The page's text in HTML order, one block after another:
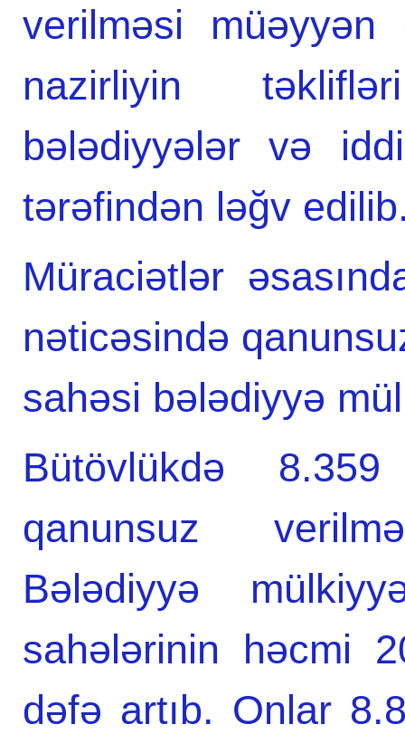
verilməsi
nazirliyin
bələdiyyələr və
tərəfindən ləğv
Müraciətlər
nəticəsində
sahəsi bələdiyyə
Bütövlükdə
qanunsuz
Bələdiyyə
sahələrinin həcmi
dəfə artıb. Onlar